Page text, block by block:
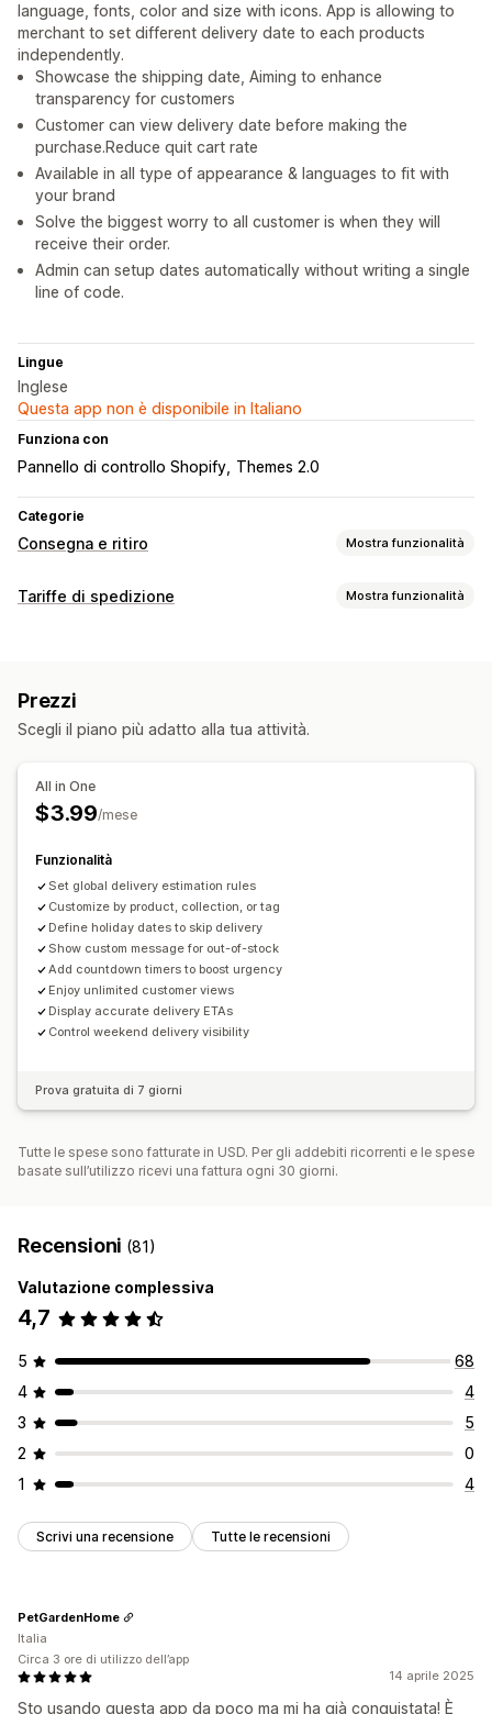
language, fonts, color and size with icons. App is allowing to
merchant to set different delivery date to each products
independently.
Showcase the shipping date, Aiming to enhance
transparency for customers
Customer can view delivery date before making the
purchase.Reduce quit cart rate
Available in all type of appearance & languages to fit with
your brand
Solve the biggest worry to all customer is when they will
receive their order.
Admin can setup dates automatically without writing a single
line of code.
Lingue
Inglese
Questa app non è disponibile in Italiano
Funziona con
Pannello di controllo Shopify Themes 2.0
Categorie
Consegna e ritiro Mostra funzionalità
Opzioni di consegna
Opzioni di ritiro
Tempi di preparazione
Programmazione
ETA
Tariffe di spedizione Mostra funzionalità
Prezzi
Scegli il piano più adatto alla tua attività.
All in One
$3.99/mese
Funzionalità
Set global delivery estimation rules
Customize by product, collection, or tag
Define holiday dates to skip delivery
Show custom message for out-of-stock
Add countdown timers to boost urgency
Enjoy unlimited customer views
Display accurate delivery ETAs
Control weekend delivery visibility
Prova gratuita di 7 giorni
Tutte le spese sono fatturate in USD. Per gli addebiti ricorrenti e le spese
basate sull’utilizzo ricevi una fattura ogni 30 giorni.
Recensioni (81)
Valutazione complessiva
4,7
5
68
4
4
3
5
2
0
1
4
Scrivi una recensione Tutte le recensioni
14 aprile 2025
Sto usando questa app da poco ma mi ha già conquistata! È
PetGardenHome
Italia
Circa 3 ore di utilizzo dell’app